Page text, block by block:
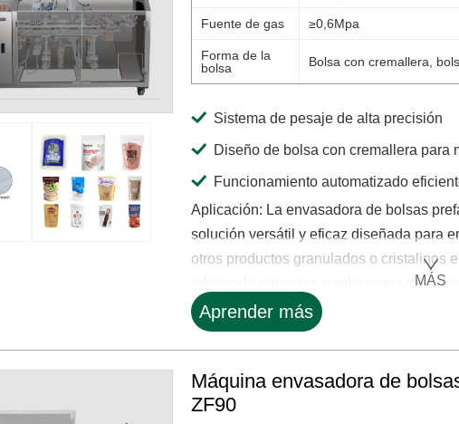
Fuente de gas ≥0,6Mpa
Forma de la
bolsa
Bolsa con cremallera,
Sistema de pesaje de alta precisión
Diseño de bolsa con cremallera para
Funcionamiento automatizado
Aplicación: La envasadora de bolsas
solución versátil y eficaz diseñada para
otros productos granulados o cristalinos
adecuada para una amplia gama de
me......
MÁS
Aprender más
Máquina envasadora de
ZF90